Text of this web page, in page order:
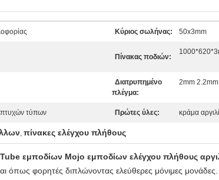
Κύριος σωλήνας: 50x3mm
Πίνακας ποδιών:
Διατρυπημένο
πλέγμα:
2mm 2.2mm
τύπων Πρώτες ύλες: κράμα
, πίνακες ελέγχου πλήθους
εμποδίων Mojo εμποδίων ελέγχου πλήθους
όπως φορητές διπλώνοντας ελεύθερες μόνιμες μονάδες.